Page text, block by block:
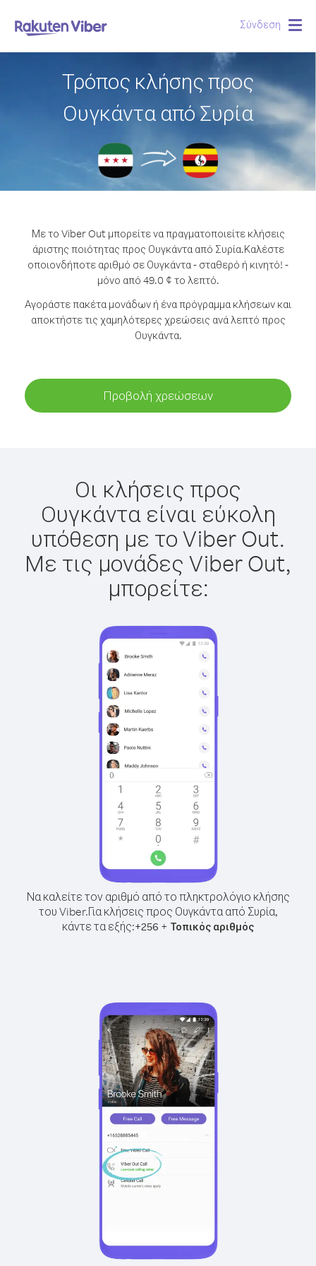
Σύνδεση
Τρόπος κλήσης προς
Ουγκάντα από Συρία
Με το Viber Out μπορείτε να πραγματοποιείτε κλήσεις
άριστης ποιότητας προς Ουγκάντα από Συρία.Καλέστε
οποιονδήποτε αριθμό σε Ουγκάντα - σταθερό ή κινητό! -
μόνο από 49.0 ¢ το λεπτό.
Αγοράστε πακέτα μονάδων ή ένα πρόγραμμα κλήσεων και
αποκτήστε τις χαμηλότερες χρεώσεις ανά λεπτό προς
Ουγκάντα.
Προβολή χρεώσεων
Οι κλήσεις προς
Ουγκάντα είναι εύκολη
υπόθεση με το Viber Out.
Με τις μονάδες Viber Out,
μπορείτε:
Να καλείτε τον αριθμό από το πληκτρολόγιο κλήσης
του Viber.Για κλήσεις προς Ουγκάντα από Συρία,
κάντε τα εξής:+256 + Τοπικός αριθμός